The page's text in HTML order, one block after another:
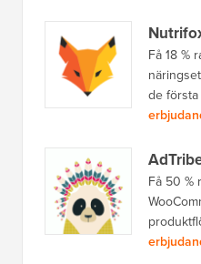
Få 18 %
de första
Få 50 %